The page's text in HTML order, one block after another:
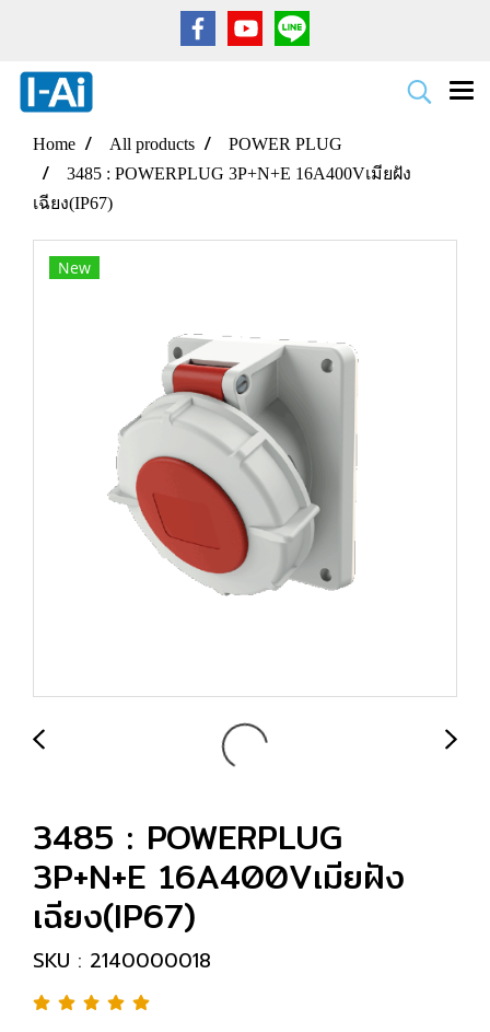
Home All products
POWER PLUG
3485 : POWERPLUG 3P+N+E 16A400Vเมียฝัง
เฉียง(IP67)
New
3485 : POWERPLUG
3P+N+E 16A400Vเมียฝัง
เฉียง(IP67)
SKU : 2140000018